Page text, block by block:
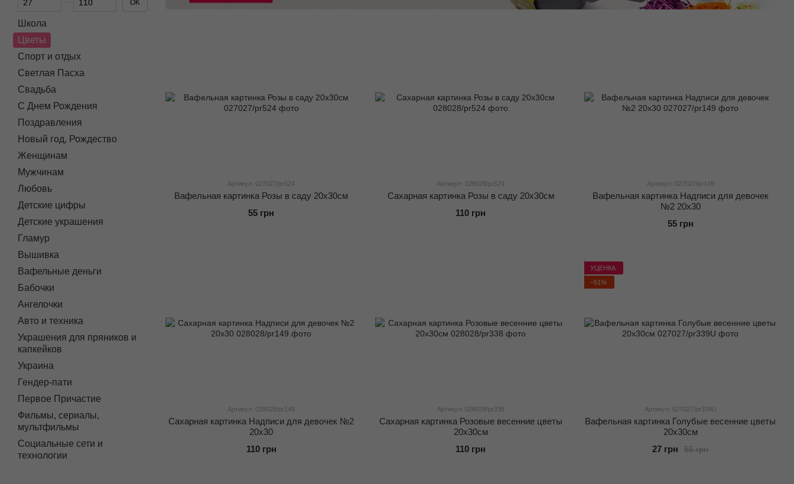
Артикул: 027027/pr524
Вафельная картинка Розы в саду 20x30см
55 грн
Артикул: 028028/pr524
Сахарная картинка Розы в саду 20x30см
110 грн
Артикул: 027027/pr149
Вафельная картинка Надписи для девочек
№2 20х30
55 грн
Артикул: 028028/pr149
Сахарная картинка Надписи для девочек №2
20х30
110 грн
Артикул: 028028/pr338
Cахарная картинка Розовые весенние цветы
20x30см
110 грн
УЦЕНКА
−51%
Артикул: 027027/pr339U
Вафельная картинка Голубые весенние цветы
20x30см
55 грн
27 грн
OK
Школа
Цветы
Спорт и отдых
Светлая Пасха
Свадьба
С Днем Рождения
Поздравления
Новый год, Рождество
Женщинам
Мужчинам
Любовь
Детские цифры
Детские украшения
Гламур
Вышивка
Вафельные деньги
Бабочки
Ангелочки
Авто и техника
Украшения для пряников и
капкейков
Украина
Гендер-пати
Первое Причастие
Фильмы, сериалы,
мультфильмы
Социальные сети и
технологии